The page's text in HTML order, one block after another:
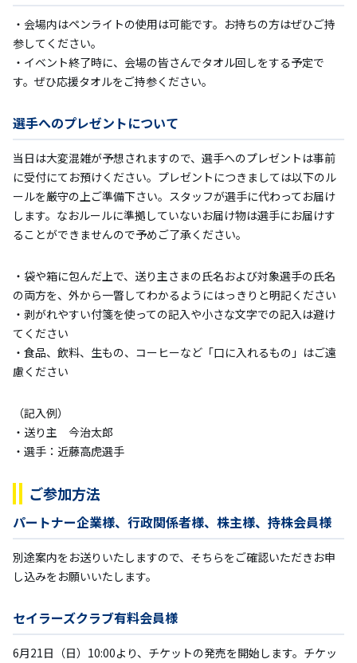
・会場内はペンライトの使用は可能です。お持ちの方はぜひご持
参してください。
・イベント終了時に、会場の皆さんでタオル回しをする予定で
す。ぜひ応援タオルをご持参ください。
選手へのプレゼントについて
当日は大変混雑が予想されますので、選手へのプレゼントは事前
に受付にてお預けください。プレゼントにつきましては以下のル
ールを厳守の上ご準備下さい。スタッフが選手に代わってお届け
します。なおルールに準拠していないお届け物は選手にお届けす
ることができませんので予めご了承ください。
・袋や箱に包んだ上で、送り主さまの氏名および対象選手の氏名
の両方を、外から一瞥してわかるようにはっきりと明記ください
・剥がれやすい付箋を使っての記入や小さな文字での記入は避け
てください
・食品、飲料、生もの、コーヒーなど「口に入れるもの」はご遠
慮ください
（記入例）
・送り主 今治太郎
・選手：近藤高虎選手
ご参加方法
パートナー企業様、行政関係者様、株主様、持株会員様
別途案内をお送りいたしますので、そちらをご確認いただきお申
し込みをお願いいたします。
セイラーズクラブ有料会員様
6月21日（日）10:00より、チケットの発売を開始します。チケッ